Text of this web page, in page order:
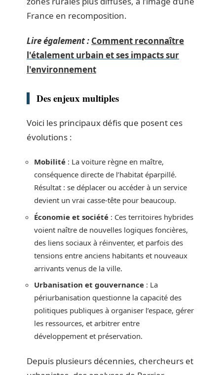
France en recomposition.
Lire également : Comment reconnaître
l'étalement urbain et ses impacts sur
l'environnement
Des enjeux multiples
Voici les principaux défis que posent ces
évolutions :
Mobilité : La voiture règne en maître,
conséquence directe de l’habitat éparpillé.
Résultat : se déplacer ou accéder à un service
devient un vrai casse-tête pour beaucoup.
Économie et société : Ces territoires hybrides
voient naître de nouvelles logiques foncières,
des liens sociaux à réinventer, et parfois des
tensions entre anciens habitants et nouveaux
arrivants venus de la ville.
Urbanisation et gouvernance : La
périurbanisation questionne la capacité des
politiques publiques à organiser l’espace, gérer
les ressources, et arbitrer entre
développement et préservation.
Depuis plusieurs décennies, chercheurs et